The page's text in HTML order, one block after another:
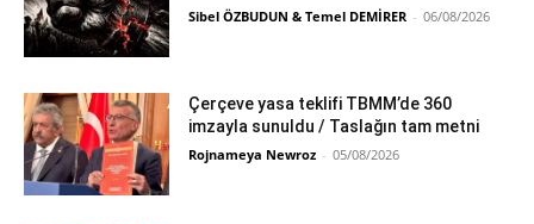
Sibel ÖZBUDUN & Temel DEMİRER - 06/08/2026
Çerçeve yasa teklifi TBMM’de 360
imzayla sunuldu / Taslağın tam metni
Rojnameya Newroz - 05/08/2026